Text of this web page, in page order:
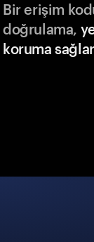
Bir erişim
doğrulama,
koruma sağlar